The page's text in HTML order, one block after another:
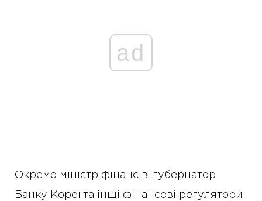
ad
Окремо міністр фінансів, губернатор
Банку Кореї та інші фінансові регулятори